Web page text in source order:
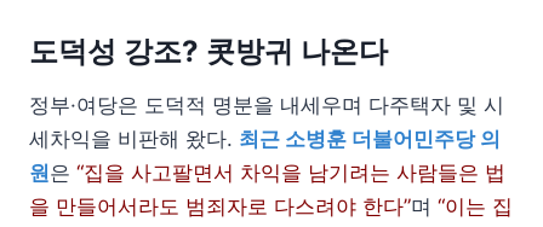
도덕성 강조? 콧방귀 나온다
정부·여당은 도덕적 명분을 내세우며 다주택자 및 시
세차익을 비판해 왔다. 최근 소병훈 더불어민주당 의
원은 “집을 사고팔면서 차익을 남기려는 사람들은 법
을 만들어서라도 범죄자로 다스려야 한다”며 “이는 집